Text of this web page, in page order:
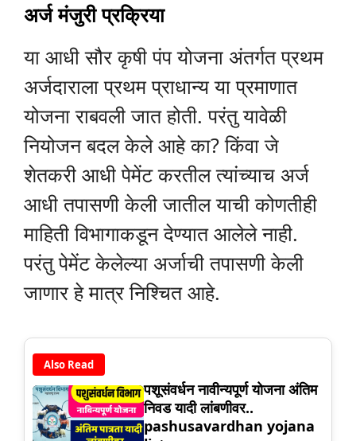
अर्ज मंजुरी प्रक्रिया
या आधी सौर कृषी पंप योजना अंतर्गत प्रथम
अर्जदाराला प्रथम प्राधान्य या प्रमाणात
योजना राबवली जात होती. परंतु यावेळी
नियोजन बदल केले आहे का? किंवा जे
शेतकरी आधी पेमेंट करतील त्यांच्याच अर्ज
आधी तपासणी केली जातील याची कोणतीही
माहिती विभागाकडून देण्यात आलेले नाही.
परंतु पेमेंट केलेल्या अर्जाची तपासणी केली
जाणार हे मात्र निश्चित आहे.
Also Read
पशूसंवर्धन नावीन्यपूर्ण योजना अंतिम
निवड यादी लांबणीवर..
pashusavardhan yojana